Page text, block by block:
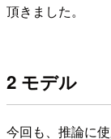
頂きました。
2 モデル
今回も、推論に